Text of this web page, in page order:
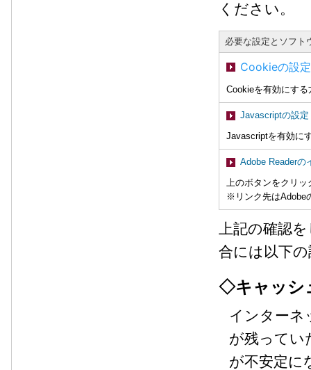
ください。
必要な設定とソフト
Cookieの設定
Cookieを有効にす
Javascriptの設定
Javascriptを有効に
Adobe Readerの
上のボタンをクリッ
※リンク先はAdobe
上記の確認
合には以下
◇キャッシ
インターネ
が残ってい
が不安定に